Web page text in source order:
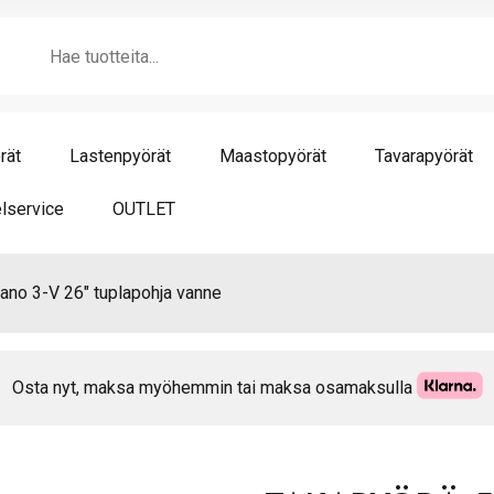
Lastenpyörät Maastopyörät Tavarapyörät
OUTLET
3-V 26″ tuplapohja vanne
Osta nyt, maksa myöhemmin tai maksa osamaksulla